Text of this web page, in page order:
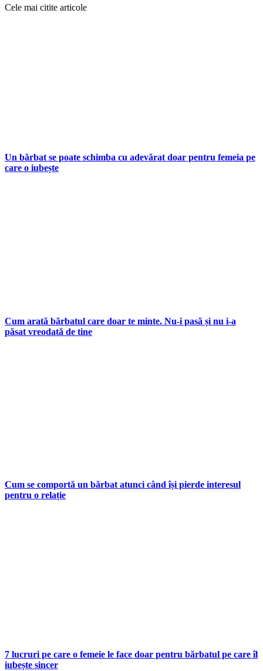
Cele mai citite articole
Un bărbat se poate schimba cu adevărat doar pentru femeia pe
care o iubește
Cum arată bărbatul care doar te minte. Nu-i pasă și nu i-a
păsat vreodată de tine
Cum se comportă un bărbat atunci când își pierde interesul
pentru o relație
7 lucruri pe care o femeie le face doar pentru bărbatul pe care îl
iubește sincer